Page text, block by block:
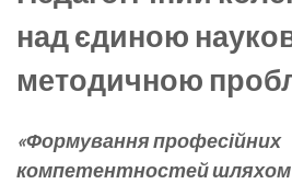
над єдиною
методичною
«Формування професійних
компетентностей шляхом